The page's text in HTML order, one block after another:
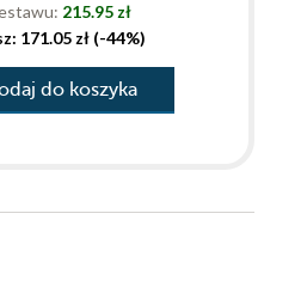
215.95 zł
171.05 zł (-44%)
do koszyka